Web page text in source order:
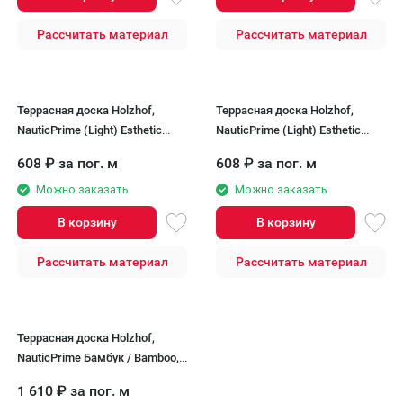
Рассчитать материал Рассчитать материал
Террасная доска Holzhof,
NauticPrime (Light) Esthetic
608 ₽ за пог. м
Можно заказать
В корзину
Рассчитать материал
Террасная доска Holzhof,
NauticPrime (Light) Esthetic
608 ₽ за пог. м
Можно заказать
В корзину
Рассчитать материал
Террасная доска Holzhof,
NauticPrime Бамбук / Bamboo,
1 610 ₽ за пог. м